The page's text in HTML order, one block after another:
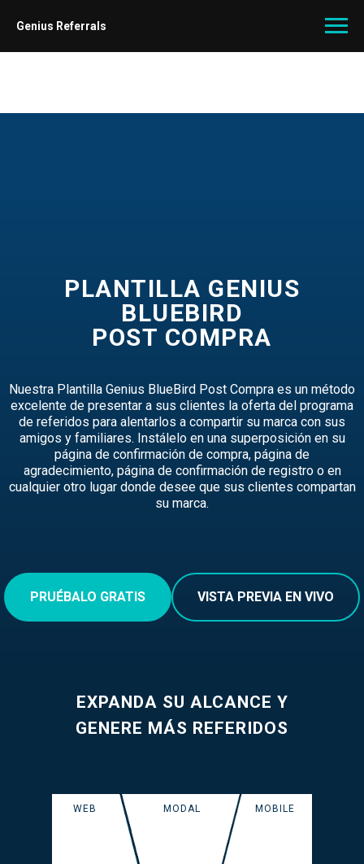
Genius Referrals
PLANTILLA GENIUS
BLUEBIRD
POST COMPRA
Nuestra Plantilla Genius BlueBird Post Compra es un método
excelente de presentar a sus clientes la oferta del programa
de referidos para alentarlos a compartir su marca con sus
amigos y familiares. Instálelo en una superposición en su
página de confirmación de compra, página de
agradecimiento, página de confirmación de registro o en
cualquier otro lugar donde desee que sus clientes compartan
su marca.
PRUÉBALO GRATIS VISTA PREVIA EN VIVO
EXPANDA SU ALCANCE Y
GENERE MÁS REFERIDOS
WEB MODAL MOBILE